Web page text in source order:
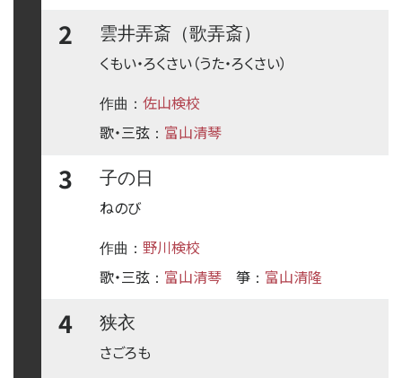
2
雲井弄斎（歌弄斎）
くもい・ろくさい（うた・ろくさい）
作曲： 佐山検校
歌・三弦 ： 富山清琴
3
子の日
ねのび
作曲： 野川検校
歌・三弦 ： 富山清琴 箏 ： 富山清隆
4
狭衣
さごろも